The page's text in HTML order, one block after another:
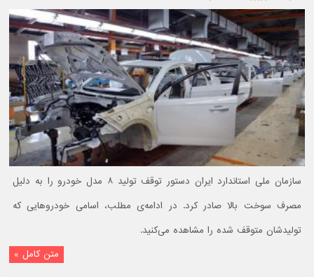
سازمان ملی استاندارد ایران دستور توقف تولید ۸ مدل خودرو را به دلیل
مصرف سوخت بالا صادر کرد. در ادامه‌ی مطلب، اسامی خودروهایی که
تولیدشان متوقف شده را مشاهده می‌کنید.
متن کامل »